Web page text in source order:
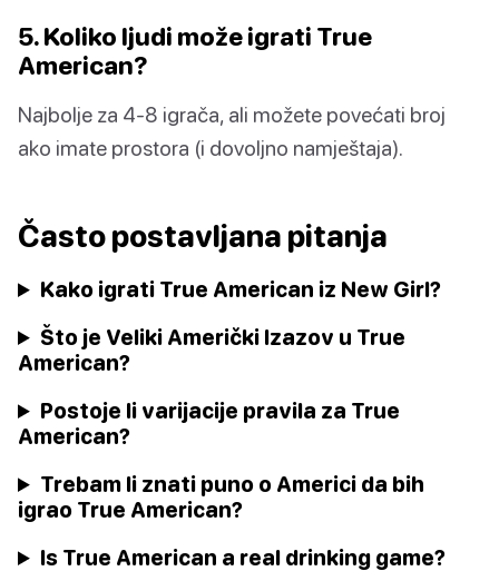
5. Koliko ljudi može igrati True
American?
Najbolje za 4-8 igrača, ali možete povećati broj
ako imate prostora (i dovoljno namještaja).
Často postavljana pitanja
Kako igrati True American iz New Girl?
Što je Veliki Američki Izazov u True
American?
Postoje li varijacije pravila za True
American?
Trebam li znati puno o Americi da bih
igrao True American?
Is True American a real drinking game?